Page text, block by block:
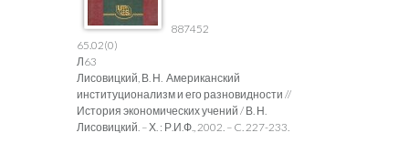
887452
65.02(0)
Л63
Лисовицкий, В. Н. Американский
институционализм и его разновидности //
История экономических учений / В. Н.
Лисовицкий. – Х. : Р.И.Ф., 2002. – C. 227-233.